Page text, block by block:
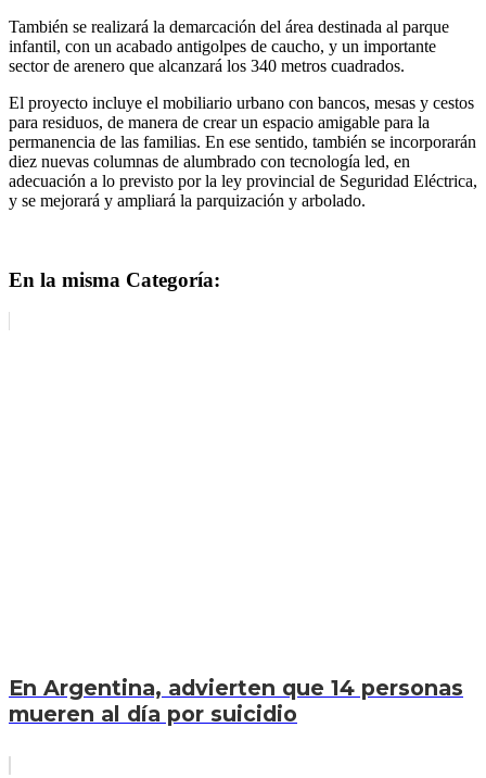
También se realizará la demarcación del área destinada al parque
infantil, con un acabado antigolpes de caucho, y un importante
sector de arenero que alcanzará los 340 metros cuadrados.
El proyecto incluye el mobiliario urbano con bancos, mesas y cestos
para residuos, de manera de crear un espacio amigable para la
permanencia de las familias. En ese sentido, también se incorporarán
diez nuevas columnas de alumbrado con tecnología led, en
adecuación a lo previsto por la ley provincial de Seguridad Eléctrica,
y se mejorará y ampliará la parquización y arbolado.
En la misma Categoría:
En Argentina, advierten que 14 personas
mueren al día por suicidio